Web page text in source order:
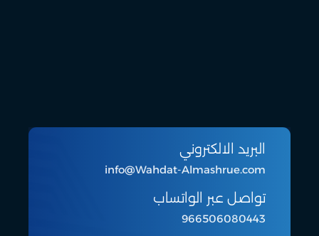
البريد الالكتروني
info@Wahdat-Almashrue.com
تواصل عبر الواتساب
966506080443